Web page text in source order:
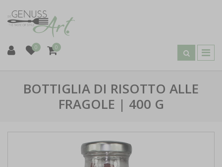
0 0
BOTTIGLIA DI RISOTTO ALLE
FRAGOLE | 400 G